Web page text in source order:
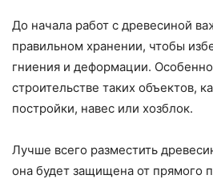
До начала работ с древесиной
правильном хранении, чтобы
гниения и деформации. Особенно
строительстве таких объектов,
постройки, навес или хозблок.
Лучше всего разместить
она будет защищена от прямого